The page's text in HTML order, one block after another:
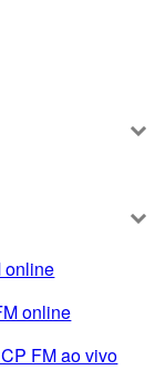
online
online
FM ao vivo